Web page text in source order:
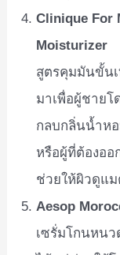
Clinique For
Moisturizer
สูตรคุมมันขั้น
มาเพื่อผู้ชาย
กลบกลิ่นน้ำห
หรือผู้ที่ต้องออ
ช่วยให้ผิวดูแ
Aesop
เซรั่มโกนหนว